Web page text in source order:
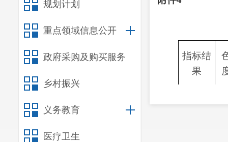
规划计划
重点领域信息公开
政府采购及购买服务
乡村振兴
义务教育
医疗卫生
指标结
果